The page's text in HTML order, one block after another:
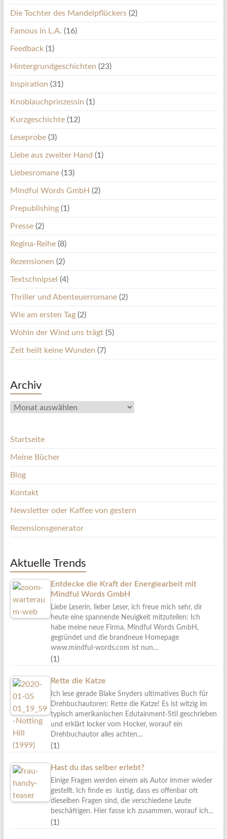
Die Tochter des Mandelpflückers(2)
Famous in L.A. (16)
Feedback(1)
Hintergrundgeschichten (23)
Inspiration (31)
Knoblauchprinzessin (1)
Kurzgeschichte(12)
Leseprobe(3)
Liebe aus zweiter Hand (1)
Liebesromane(13)
Mindful Words GmbH (2)
Prepublishing(1)
Presse(2)
Regina-Reihe(8)
Rezensionen (2)
Textschnipsel (4)
Thriller und Abenteuerromane(2)
Wie am ersten Tag(2)
Wohin der Wind uns trägt(5)
Zeit heilt keine Wunden (7)
Archiv
Archiv
Startseite
Meine Bücher
Blog
Kontakt
Newsletter oder Kaffee von gestern
Rezensionsgenerator
Aktuelle Trends
Entdecke die Kraft der Energiearbeit mit
Mindful Words GmbH
Liebe Leserin, lieber Leser, ich freue mich sehr, dir
heute eine spannende Neuigkeit mitzuteilen: Ich
habe meine neue Firma, Mindful Words GmbH,
gegründet und die brandneue Homepage
www.mindful-words.com ist nun…
(1)
Rette die Katze
Ich lese gerade Blake Snyders ultimatives Buch für
Drehbuchautoren: Rette die Katze! Es ist witzig im
typisch amerikanischen Edutainment-Stil geschrieben
und erklärt locker vom Hocker, worauf ein
Drehbuchautor alles achten…
(1)
Hast du das selber erlebt?
Einige Fragen werden einem als Autor immer wieder
gestellt. Ich finde es lustig, dass es offenbar oft
dieselben Fragen sind, die verschiedene Leute
beschäftigen. Hier fasse ich zusammen, worauf ich…
(1)